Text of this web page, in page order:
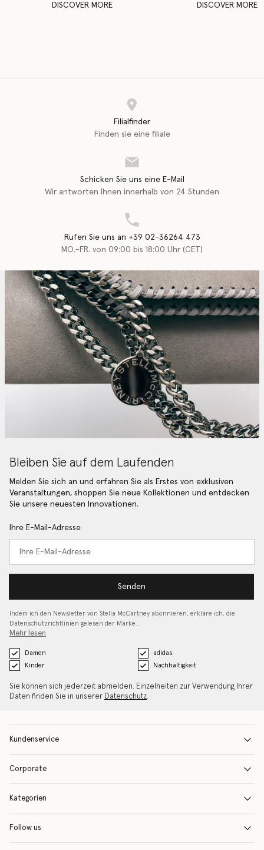
DISCOVER MORE DISCOVER MORE
Filialfinder
Finden sie eine filiale
Schicken Sie uns eine E-Mail
Wir antworten Ihnen innerhalb von 24 Stunden
Rufen Sie uns an +39 02-36264 473
MO.-FR. von 09:00 bis 18:00 Uhr (CET)
Bleiben Sie auf dem Laufenden
Melden Sie sich an und erfahren Sie als Erstes von exklusiven
Veranstaltungen, shoppen Sie neue Kollektionen und entdecken
Sie unsere neuesten Innovationen.
Ihre E-Mail-Adresse
Senden
Indem ich den Newsletter von Stella McCartney abonnieren, erkläre ich, die
Datenschutzrichtlinien gelesen der Marke…
Mehr lesen
Damen
adidas
Kinder
Nachhaltigkeit
Sie können sich jederzeit abmelden. Einzelheiten zur Verwendung Ihrer
Daten finden Sie in unserer Datenschutz.
Kundenservice
Corporate
Kategorien
Follow us